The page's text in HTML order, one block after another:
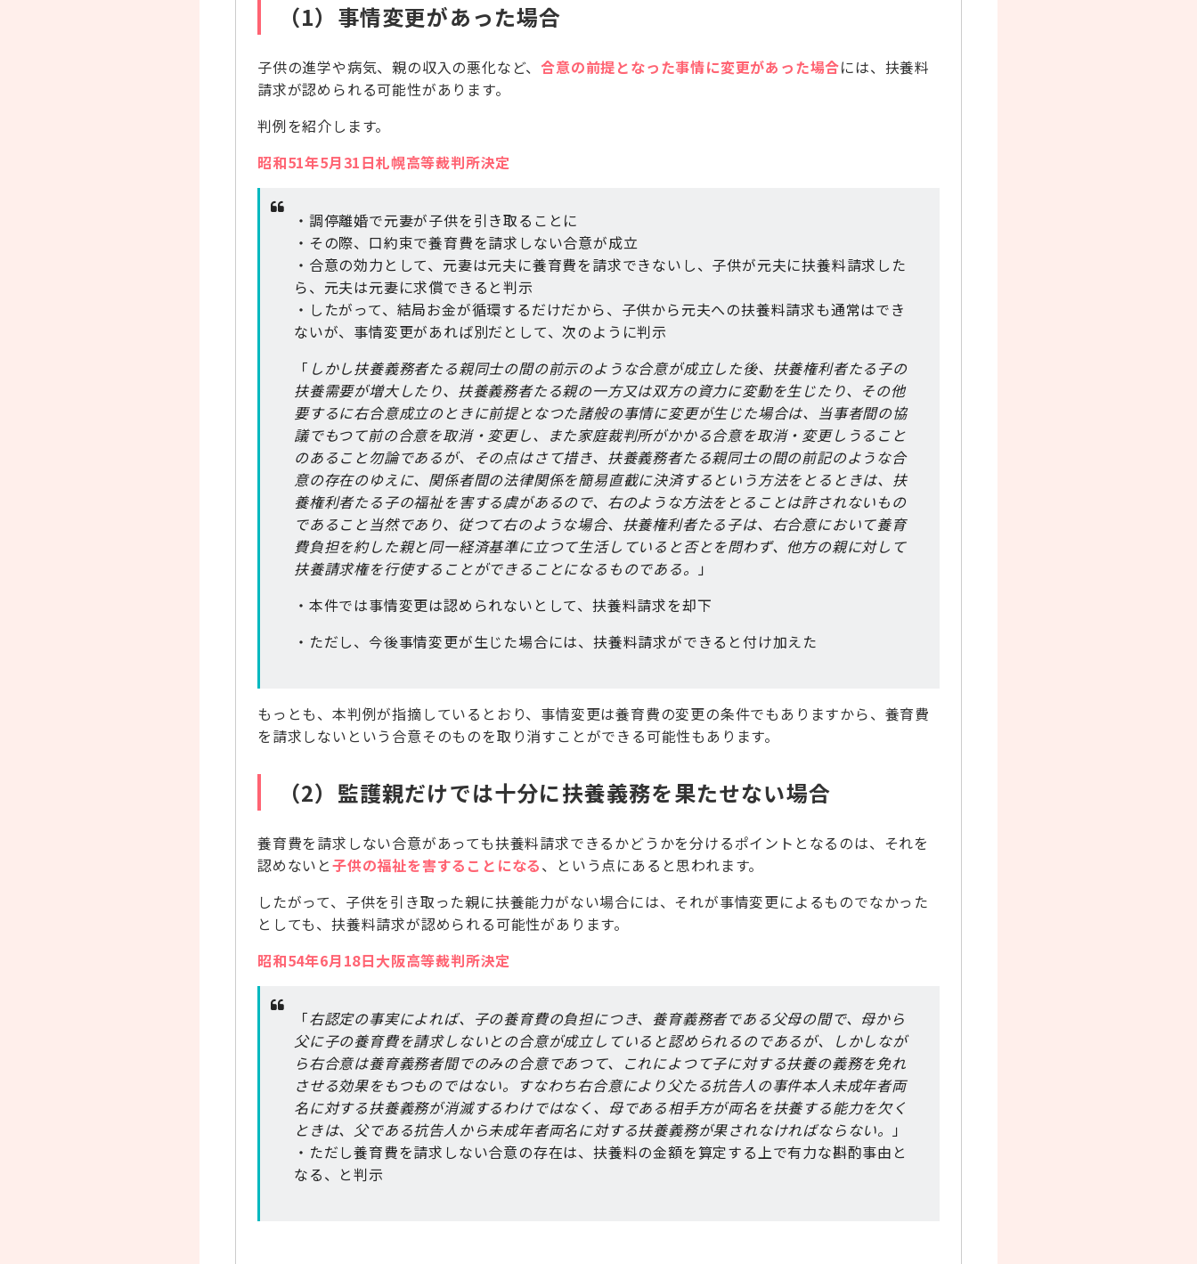
（1）事情変更があった場合
子供の進学や病気、親の収入の悪化など、合意の前提となった事情に変更があった場合には、扶養料
請求が認められる可能性があります。
判例を紹介します。
昭和51年5月31日札幌高等裁判所決定
・調停離婚で元妻が子供を引き取ることに
・その際、口約束で養育費を請求しない合意が成立
・合意の効力として、元妻は元夫に養育費を請求できないし、子供が元夫に扶養料請求した
ら、元夫は元妻に求償できると判示
・したがって、結局お金が循環するだけだから、子供から元夫への扶養料請求も通常はでき
ないが、事情変更があれば別だとして、次のように判示
「 しかし扶養義務者たる親同士の間の前示のような合意が成立した後、扶養権利者たる子の
扶養需要が増大したり、扶養義務者たる親の一方又は双方の資力に変動を生じたり、その他
要するに右合意成立のときに前提となつた諸般の事情に変更が生じた場合は、当事者間の協
議でもつて前の合意を取消・変更し、また家庭裁判所がかかる合意を取消・変更しうること
のあること勿論であるが、その点はさて措き、扶養義務者たる親同士の間の前記のような合
意の存在のゆえに、関係者間の法律関係を簡易直截に決済するという方法をとるときは、扶
養権利者たる子の福祉を害する虞があるので、右のような方法をとることは許されないもの
であること当然であり、従つて右のような場合、扶養権利者たる子は、右合意において養育
費負担を約した親と同一経済基準に立つて生活していると否とを問わず、他方の親に対して
扶養請求権を行使することができることになるものである。
」
・本件では事情変更は認められないとして、扶養料請求を却下
・ただし、今後事情変更が生じた場合には、扶養料請求ができると付け加えた
もっとも、本判例が指摘しているとおり、事情変更は養育費の変更の条件でもありますから、養育費
を請求しないという合意そのものを取り消すことができる可能性もあります。
（2）監護親だけでは十分に扶養義務を果たせない場合
養育費を請求しない合意があっても扶養料請求できるかどうかを分けるポイントとなるのは、それを
認めないと子供の福祉を害することになる、という点にあると思われます。
したがって、子供を引き取った親に扶養能力がない場合には、それが事情変更によるものでなかった
としても、扶養料請求が認められる可能性があります。
昭和54年6月18日大阪高等裁判所決定
「右認定の事実によれば、子の養育費の負担につき、養育義務者である父母の間で、母から
父に子の養育費を請求しないとの合意が成立していると認められるのであるが、しかしなが
ら右合意は養育義務者間でのみの合意であつて、これによつて子に対する扶養の義務を免れ
させる効果をもつものではない。すなわち右合意により父たる抗告人の事件本人未成年者両
名に対する扶養義務が消滅するわけではなく、母である相手方が両名を扶養する能力を欠く
ときは、父である抗告人から未成年者両名に対する扶養義務が果されなければならない。
」
・ただし養育費を請求しない合意の存在は、扶養料の金額を算定する上で有力な斟酌事由と
なる、と判示